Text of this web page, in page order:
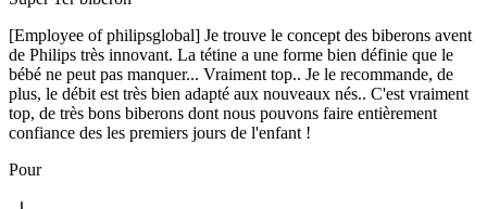
[Employee of philipsglobal] Je trouve le concept des biberons avent
de Philips très innovant. La tétine a une forme bien définie que le
bébé ne peut pas manquer... Vraiment top.. Je le recommande, de
plus, le débit est très bien adapté aux nouveaux nés.. C'est vraiment
top, de très bons biberons dont nous pouvons faire entièrement
confiance des les premiers jours de l'enfant !
Pour